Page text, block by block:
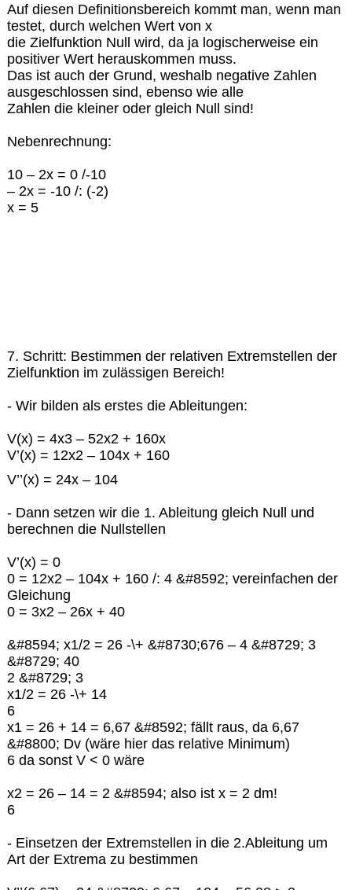
Auf diesen Definitionsbereich kommt man, wenn man
testet, durch welchen Wert von x
die Zielfunktion Null wird, da ja logischerweise ein
positiver Wert herauskommen muss.
Das ist auch der Grund, weshalb negative Zahlen
ausgeschlossen sind, ebenso wie alle
Zahlen die kleiner oder gleich Null sind!
Nebenrechnung:
10 – 2x = 0 /-10
– 2x = -10 /: (-2)
x = 5
7. Schritt: Bestimmen der relativen Extremstellen der
Zielfunktion im zulässigen Bereich!
- Wir bilden als erstes die Ableitungen:
V(x) = 4x3 – 52x2 + 160x
V’(x) = 12x2 – 104x + 160
V’’(x) = 24x – 104
- Dann setzen wir die 1. Ableitung gleich Null und
berechnen die Nullstellen
V’(x) = 0
0 = 12x2 – 104x + 160 /: 4 &#8592; vereinfachen der
Gleichung
0 = 3x2 – 26x + 40
&#8594; x1/2 = 26 -\+ &#8730;676 – 4 &#8729; 3
&#8729; 40
2 &#8729; 3
x1/2 = 26 -\+ 14
6
x1 = 26 + 14 = 6,67 &#8592; fällt raus, da 6,67
&#8800; Dv (wäre hier das relative Minimum)
6 da sonst V < 0 wäre
x2 = 26 – 14 = 2 &#8594; also ist x = 2 dm!
6
- Einsetzen der Extremstellen in die 2.Ableitung um
Art der Extrema zu bestimmen